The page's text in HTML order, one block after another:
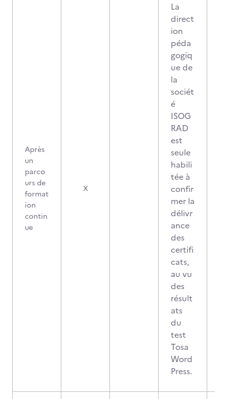
Après
un
parco
urs de
format
ion
contin
ue
X
La
direct
ion
péda
gogiq
ue de
la
sociét
é
ISOG
RAD
est
seule
habili
tée à
confir
mer la
délivr
ance
des
certifi
cats,
au vu
des
résult
ats
du
test
Tosa
Word
Press.